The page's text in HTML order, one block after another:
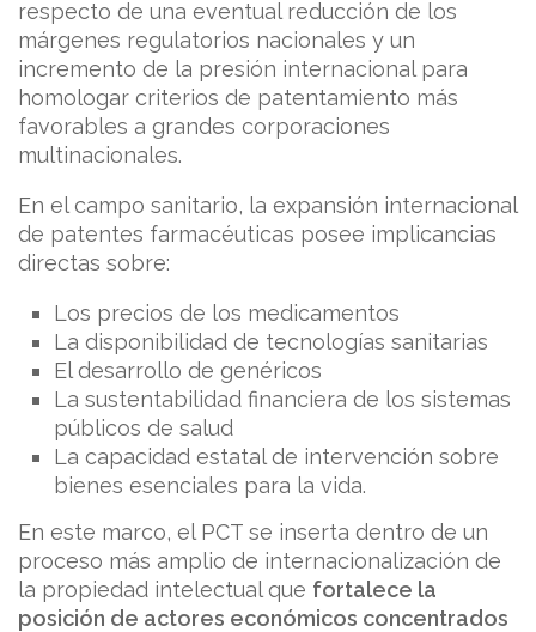
respecto de una eventual reducción de los
márgenes regulatorios nacionales y un
incremento de la presión internacional para
homologar criterios de patentamiento más
favorables a grandes corporaciones
multinacionales.
En el campo sanitario, la expansión internacional
de patentes farmacéuticas posee implicancias
directas sobre:
Los precios de los medicamentos
La disponibilidad de tecnologías sanitarias
El desarrollo de genéricos
La sustentabilidad financiera de los sistemas
públicos de salud
La capacidad estatal de intervención sobre
bienes esenciales para la vida.
En este marco, el PCT se inserta dentro de un
proceso más amplio de internacionalización de
la propiedad intelectual que fortalece la
posición de actores económicos concentrados